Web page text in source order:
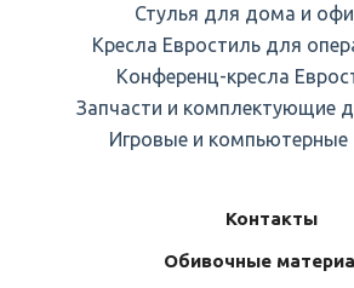
Стулья для дома и
Кресла Евростиль для
Конференц-кресла
Запчасти и комплектующие
Игровые и компьютерные
Контакты
Обивочные